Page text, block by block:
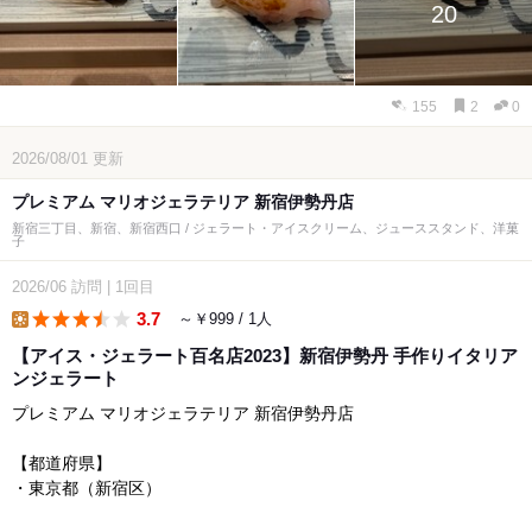
20
155 2 0
2026/08/01 更新
プレミアム マリオジェラテリア 新宿伊勢丹店
新宿三丁目、新宿、新宿西口 / ジェラート・アイスクリーム、ジューススタンド、洋菓
子
2026/06 訪問 1回目
3.7 ～￥999 / 1人
【アイス・ジェラート百名店2023】新宿伊勢丹 手作りイタリア
ンジェラート
プレミアム マリオジェラテリア 新宿伊勢丹店
【都道府県】
・東京都（新宿区）